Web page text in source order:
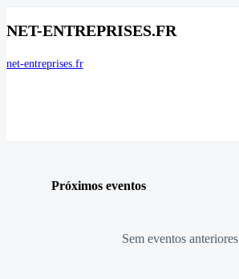
NET-ENTREPRISES.FR
net-entreprises.fr
Próximos eventos
Sem eventos anteriores